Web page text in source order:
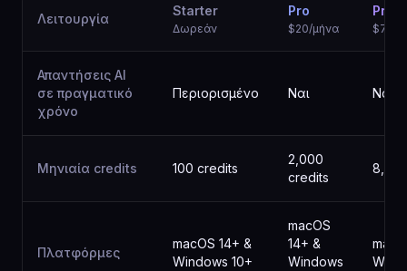
Λειτουργία
Starter
Δωρεάν
Pro
$20/μήνα $75/
Απαντήσεις AI
σε πραγματικό
χρόνο
Περιορισμένο Ναι Ναι
Μηνιαία credits 100 credits
2,000
credits
Πλατφόρμες
macOS 14+ &
Windows 10+
macOS
14+ &
Windows